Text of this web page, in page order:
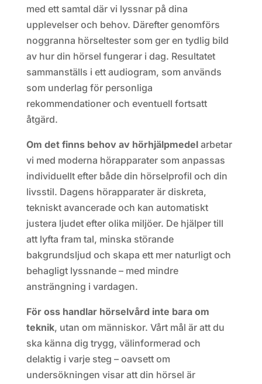
med ett samtal där vi lyssnar på dina
upplevelser och behov. Därefter genomförs
noggranna hörseltester som ger en tydlig bild
av hur din hörsel fungerar i dag. Resultatet
sammanställs i ett audiogram, som används
som underlag för personliga
rekommendationer och eventuell fortsatt
åtgärd.
Om det finns behov av hörhjälpmedelarbetar
vi med moderna hörapparater som anpassas
individuellt efter både din hörselprofil och din
livsstil. Dagens hörapparater är diskreta,
tekniskt avancerade och kan automatiskt
justera ljudet efter olika miljöer. De hjälper till
att lyfta fram tal, minska störande
bakgrundsljud och skapa ett mer naturligt och
behagligt lyssnande – med mindre
ansträngning i vardagen.
För oss handlar hörselvård inte bara om
teknik, utan om människor. Vårt mål är att du
ska känna dig trygg, välinformerad och
delaktig i varje steg – oavsett om
undersökningen visar att din hörsel är